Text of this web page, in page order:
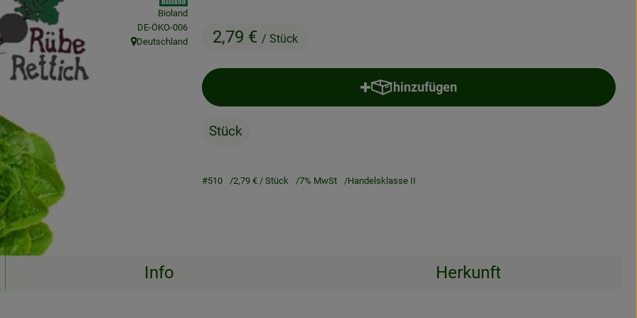
2,79 € / Stück
Bioland
, Kontrollstelle:
DE-ÖKO-006
, Herkunft:
Deutschland
hinzufügen
Produkt zum Warenkorb hinzufügen
Stück
#510 2,79 € / Stück 7% MwSt Handelsklasse II
Info Herkunft